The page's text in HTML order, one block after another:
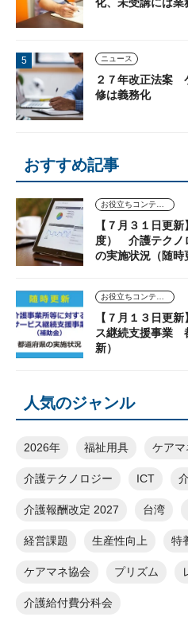
化、未受講には業
ニュース
２７年改正法案
修は義務化
おすすめ記事
お役立ちコンテンツ
【７月３１日更
度） 介護テクノ
の実施状況（随時
お役立ちコンテンツ
【７月１３日更
ス継続支援事業
新）
人気のジャンル
2026年 福祉用具 ケアマ
介護テクノロジー ICT
介護報酬改定 2027 台湾
経営課題 生産性向上 特
ケアマネ協会 プリズム
介護給付費分科会